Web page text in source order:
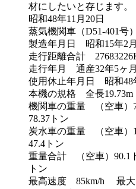
材にしたいと存じます。
昭和48年11月20日
蒸気機関車（D51-401号
製造年月日 昭和15年2
走行距離合計
走行年月 通産32年5ヶ月
使用休止年月日 昭和48
本機の規格 全長
機関車の重量 （空車）
78.37トン
炭水車の重量 （空車）
47.4トン
重量合計 （空車）90.1
トン
最高速度 85km/h 最大